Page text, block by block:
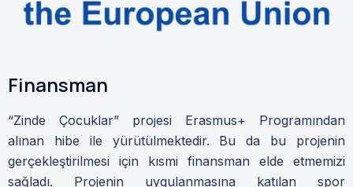
Finansman
“Zinde Çocuklar” projesi Erasmus+ Programından
alınan hibe ile yürütülmektedir. Bu da bu projenin
gerçekleştirilmesi için kısmi finansman elde etmemizi
sağladı. Projenin uygulanmasına katılan spor